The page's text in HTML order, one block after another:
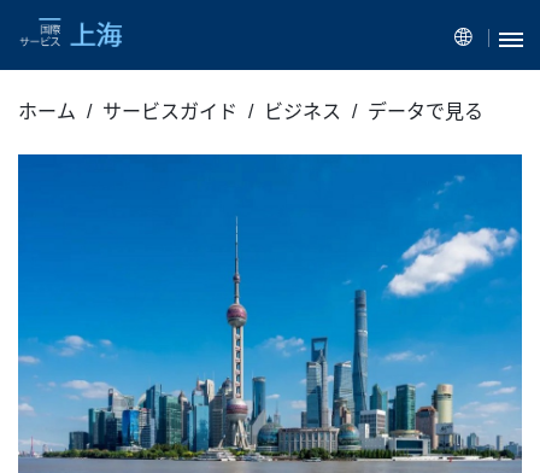
ホーム サービスガイド ビジネス データで見る